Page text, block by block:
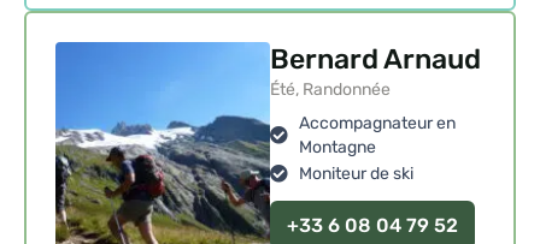
Bernard Arnaud
Été, Randonnée
Accompagnateur en
Montagne
Moniteur de ski
+33 6 08 04 79 52